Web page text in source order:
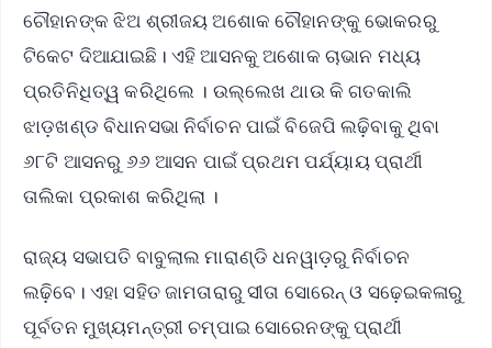
ଚୌହାନଙ୍କ ଝିଅ ଶ୍ରୀଜୟ ଅଶୋକ ଚୌହାନଙ୍କୁ ଭୋକରରୁ
ଟିକେଟ ଦିଆଯାଇଛି। ଏହି ଆସନକୁ ଅଶୋକ ଚାଭାନ ମଧ୍ୟ
ପ୍ରତିନିଧିତ୍ୱ କରିଥିଲେ । ଉଲ୍ଲେଖ ଥାଉ କି ଗତକାଲି
ଝାଡ଼ଖଣ୍ଡ ବିଧାନସଭା ନିର୍ବାଚନ ପାଇଁ ବିଜେପି ଲଢ଼ିବାକୁ ଥିବା
୬୮ଟି ଆସନରୁ ୬୬ ଆସନ ପାଇଁ ପ୍ରଥମ ପର୍ଯ୍ୟାୟ ପ୍ରାର୍ଥୀ
ତାଲିକା ପ୍ରକାଶ କରିଥିଲା ।
ରାଜ୍ୟ ସଭାପତି ବାବୁଲାଲ ମାରାଣ୍ଡି ଧନୱାଡ଼ରୁ ନିର୍ବାଚନ
ଲଢ଼ିବେ। ଏହା ସହିତ ଜାମତାରାରୁ ସୀତା ସୋରେନ୍ ଓ ସଢ଼େଇକଳାରୁ
ପୂର୍ବତନ ମୁଖ୍ୟମନ୍ତ୍ରୀ ଚମ୍ପାଇ ସୋରେନଙ୍କୁ ପ୍ରାର୍ଥୀ